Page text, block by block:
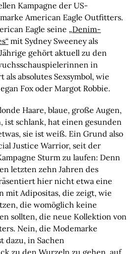
Kampagne der US-
American Eagle Outfitters.
Eagle seine „Denim-
mit Sydney Sweeney als
gehört aktuell zu den
in
absolutes Sexsymbol, wie
Fox oder Margot Robbie.
Haare, blaue, große Augen,
schlank, hat einen gesunden
sie ist weiß. Ein Grund also
Justice Warrior, seit der
Sturm zu laufen: Denn
letzten zehn Jahren des
hier nicht etwa eine
mit Adipositas, die zeigt, wie
die womöglich keine
sollten, die neue Kollektion von
Nein, die Modemarke
dazu, in Sachen
zu den Wurzeln zu gehen, auf